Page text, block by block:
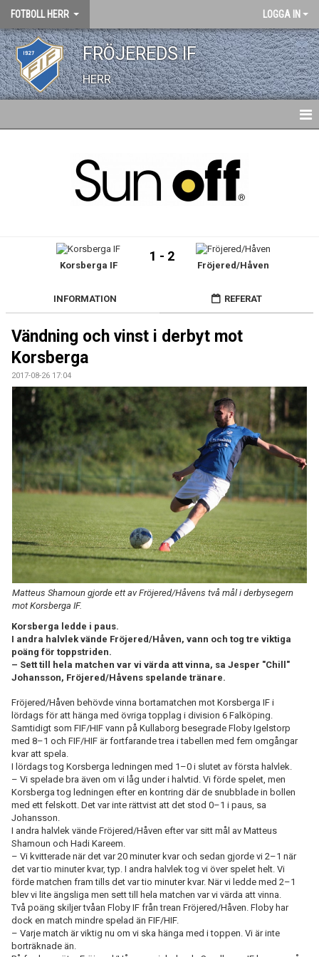
FOTBOLL HERR LOGGA IN
FRÖJEREDS IF
HERR
BILDGALLERI
DOKUMENT
MARATONTABELL MÅL
MARATONTABELL MATCHER
KONTAKT
MATCHER
TABELL & RESULTAT A
TABELL & RESULTAT U
Korsberga IF
1 - 2
Fröjered/Håven
INFORMATION REFERAT
Vändning och vinst i derbyt mot
Korsberga
2017-08-26 17:04
Matteus Shamoun gjorde ett av Fröjered/Håvens två mål i derbysegern
mot Korsberga IF.
Korsberga ledde i paus.
I andra halvlek vände Fröjered/Håven, vann och tog tre viktiga
poäng för toppstriden.
– Sett till hela matchen var vi värda att vinna, sa Jesper "Chill"
Johansson, Fröjered/Håvens spelande tränare.
Fröjered/Håven behövde vinna bortamatchen mot Korsberga IF i
lördags för att hänga med övriga topplag i division 6 Falköping.
Samtidigt som FIF/HIF vann på Kullaborg besegrade Floby Igelstorp
med 8–1 och FIF/HIF är fortfarande trea i tabellen med fem omgångar
kvar att spela.
I lördags tog Korsberga ledningen med 1–0 i slutet av första halvlek.
– Vi spelade bra även om vi låg under i halvtid. Vi förde spelet, men
Korsberga tog ledningen efter en kontring där de snubblade in bollen
med ett felskott. Det var inte rättvist att det stod 0–1 i paus, sa
Johansson.
I andra halvlek vände Fröjered/Håven efter var sitt mål av Matteus
Shamoun och Hadi Kareem.
– Vi kvitterade när det var 20 minuter kvar och sedan gjorde vi 2–1 när
det var tio minuter kvar, typ. I andra halvlek tog vi över spelet helt. Vi
förde matchen fram tills det var tio minuter kvar. När vi ledde med 2–1
blev vi lite ängsliga men sett till hela matchen var vi värda att vinna.
Två poäng skiljer tvåan Floby IF från trean Fröjered/Håven. Floby har
dock en match mindre spelad än FIF/HIF.
– Varje match är viktig nu om vi ska hänga med i toppen. Vi är inte
borträknade än.